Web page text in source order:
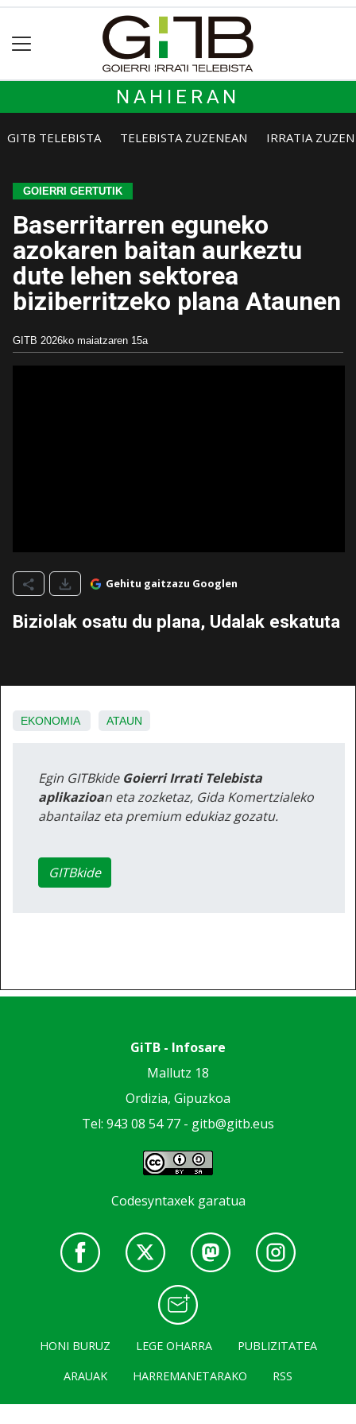
NAHIERAN
GITB TELEBISTA TELEBISTA ZUZENEAN IRRATIA
GOIERRI GERTUTIK
Baserritarren eguneko
azokaren baitan aurkeztu
dute lehen sektorea
biziberritzeko plana Ataunen
GITB 2026ko maiatzaren 15a
Gehitu gaitzazu Googlen
Biziolak osatu du plana, Udalak eskatuta
EKONOMIA ATAUN
Egin GITBkide Goierri Irrati Telebista
aplikazioan eta zozketaz, Gida Komertzialeko
abantailaz eta premium edukiaz gozatu.
GITBkide
GiTB - Infosare
Mallutz 18
Ordizia, Gipuzkoa
Tel: 943 08 54 77 - gitb@gitb.eus
Codesyntaxek garatua
HONI BURUZ LEGE OHARRA
PUBLIZITATEA
ARAUAK
HARREMANETARAKO RSS